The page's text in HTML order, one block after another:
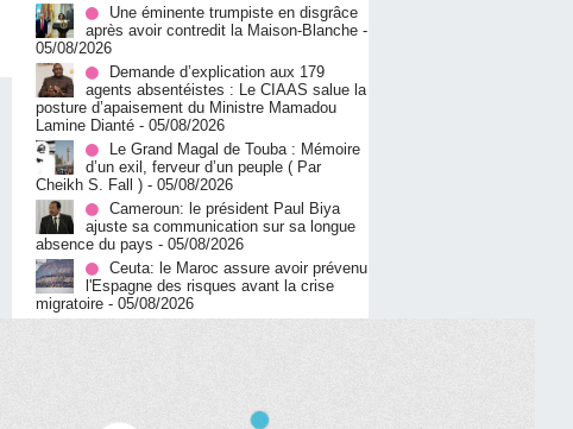
Une éminente trumpiste en disgrâce
après avoir contredit la Maison-Blanche -
05/08/2026
Demande d’explication aux 179
agents absentéistes : Le CIAAS salue la
posture d’apaisement du Ministre Mamadou
Lamine Dianté - 05/08/2026
Le Grand Magal de Touba : Mémoire
d’un exil, ferveur d’un peuple ( Par
Cheikh S. Fall ) - 05/08/2026
Cameroun: le président Paul Biya
ajuste sa communication sur sa longue
absence du pays - 05/08/2026
Ceuta: le Maroc assure avoir prévenu
l'Espagne des risques avant la crise
migratoire - 05/08/2026